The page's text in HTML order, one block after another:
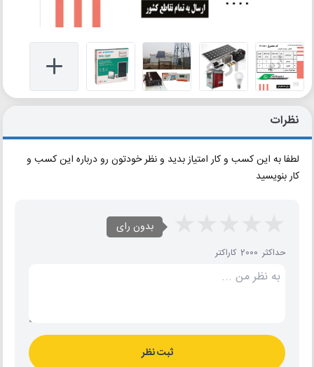
نظرات
لطفا به این کسب و کار امتیاز بدید و نظر خودتون رو درباره این کسب و
کار بنویسید
بدون رای
حداکثر 2000 کاراکتر
ثبت نظر